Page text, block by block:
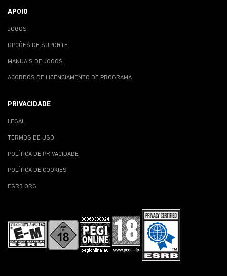
APOIO
JOGOS
OPÇÕES DE SUPORTE
MANUAIS DE JOGOS
ACORDOS DE LICENCIAMENTO DE PROGRAMA
PRIVACIDADE
LEGAL
TERMOS DE USO
POLÍTICA DE PRIVACIDADE
POLÍTICA DE COOKIES
ESRB.ORG